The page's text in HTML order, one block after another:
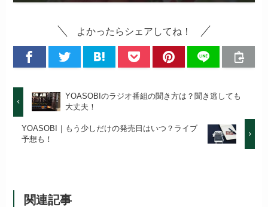
よかったらシェアしてね！
YOASOBIのラジオ番組の聞き方は？聞き逃しても
大丈夫！
YOASOBI｜もう少しだけの発売日はいつ？ライブ
予想も！
関連記事